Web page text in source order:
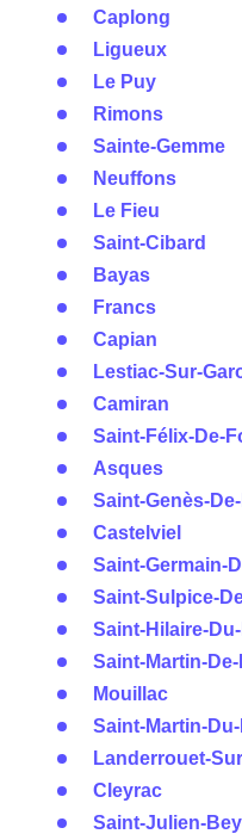
Caplong
Ligueux
Le Puy
Rimons
Sainte-Gemme
Neuffons
Le Fieu
Saint-Cibard
Bayas
Francs
Capian
Lestiac-Sur-
Camiran
Saint-Félix-De-
Asques
Saint-Genès-
Castelviel
Saint-Germain-
Saint-Sulpice-
Saint-Hilaire-
Saint-Martin-
Mouillac
Saint-Martin-
Landerrouet-
Cleyrac
Saint-Julien-